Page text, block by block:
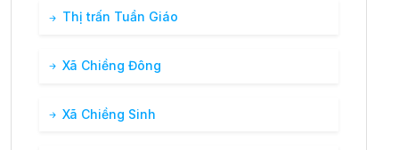
Thị trấn Tuần Giáo
Xã Chiềng Đông
Xã Chiềng Sinh